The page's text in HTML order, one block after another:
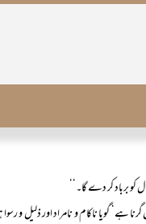
برباد کر دے گا۔‘‘
گرنا ہے‘ گویا ناکام و نامراد اور